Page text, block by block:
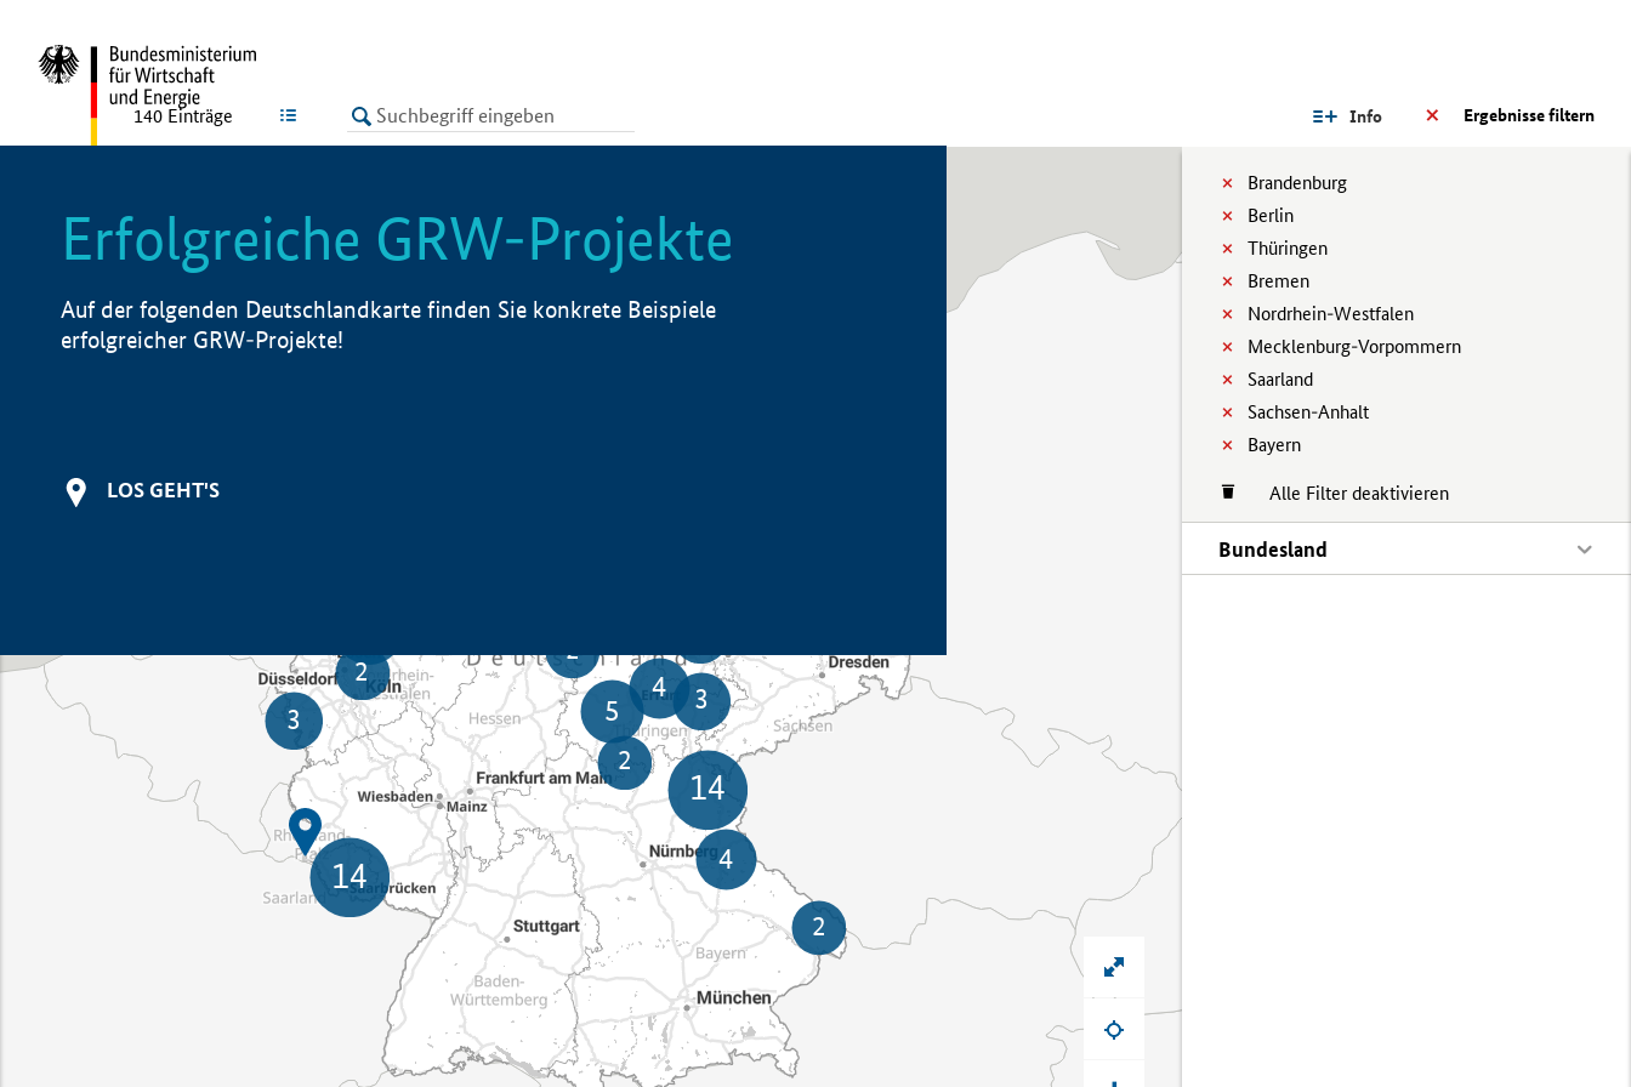
LISTE Ergebnisse filtern
Info
Brandenburg
Berlin
Thüringen
Bremen
Nordrhein-Westfalen
Mecklenburg-Vorpommern
Saarland
Sachsen-Anhalt
Bayern
Alle Filter deaktivieren
Bundesland
140 Einträge
Erfolgreiche GRW-Projekte
Auf der folgenden Deutschlandkarte finden Sie konkrete Beispiele
erfolgreicher GRW-Projekte!
LOS GEHT'S